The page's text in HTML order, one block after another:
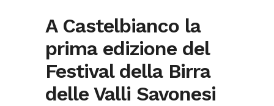
A Castelbianco la
prima edizione del
Festival della Birra
delle Valli Savonesi